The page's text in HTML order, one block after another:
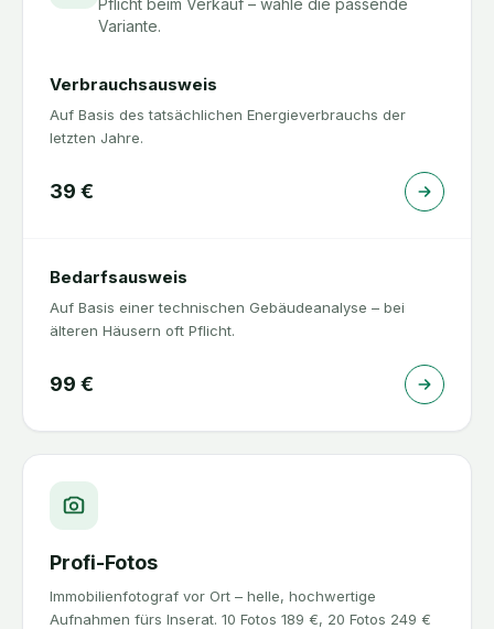
Pflicht beim Verkauf – wähle die passende
Variante.
Verbrauchsausweis
Auf Basis des tatsächlichen Energieverbrauchs der
letzten Jahre.
39 €
Bedarfsausweis
Auf Basis einer technischen Gebäudeanalyse – bei
älteren Häusern oft Pflicht.
99 €
Profi-Fotos
Immobilienfotograf vor Ort – helle, hochwertige
Aufnahmen fürs Inserat. 10 Fotos 189 €, 20 Fotos 249 €